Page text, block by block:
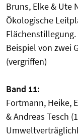
Bruns, Elke & Ute
Ökologische
Beispiel von zwei
(vergriffen)
Band 11:
Fortmann, Heike,
& Andreas Tesch